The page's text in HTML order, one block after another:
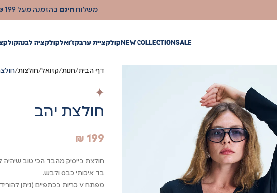
SALE
NEW COLLECTIONקולקציית ערבקז'ואלקולקציה לבנה
דף הבית חנות קזואל חולצות
חולצת יהב
₪ 199
חולצת בייסיק מהבד הכי טוב שיהיה
בד איכותי כבס ולבש.
מפתח V כריות בכתפיים (ניתן להוריד)